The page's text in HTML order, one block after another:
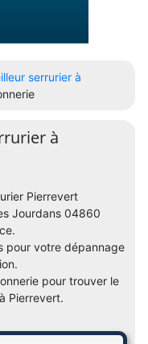
serrurier à
à
Pierrevert
Jourdans 04860
pour votre dépannage
pour trouver le
Pierrevert.